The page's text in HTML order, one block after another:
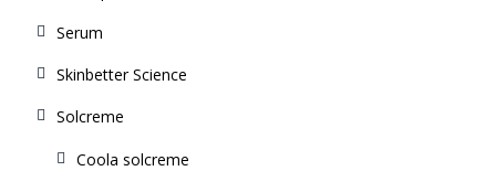
Serum
Skinbetter Science
Solcreme
Coola solcreme